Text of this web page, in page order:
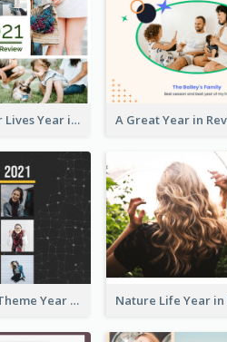
Recording Our Lives Year in Review Photo Book
Modern Dark Theme Year in Review Photo Book